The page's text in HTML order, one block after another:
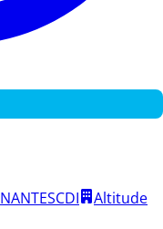
NANTESCDI
Altitude